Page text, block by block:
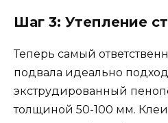
Шаг 3: Утепление
Теперь самый
подвала идеально
экструдированный
толщиной 50-100 мм.